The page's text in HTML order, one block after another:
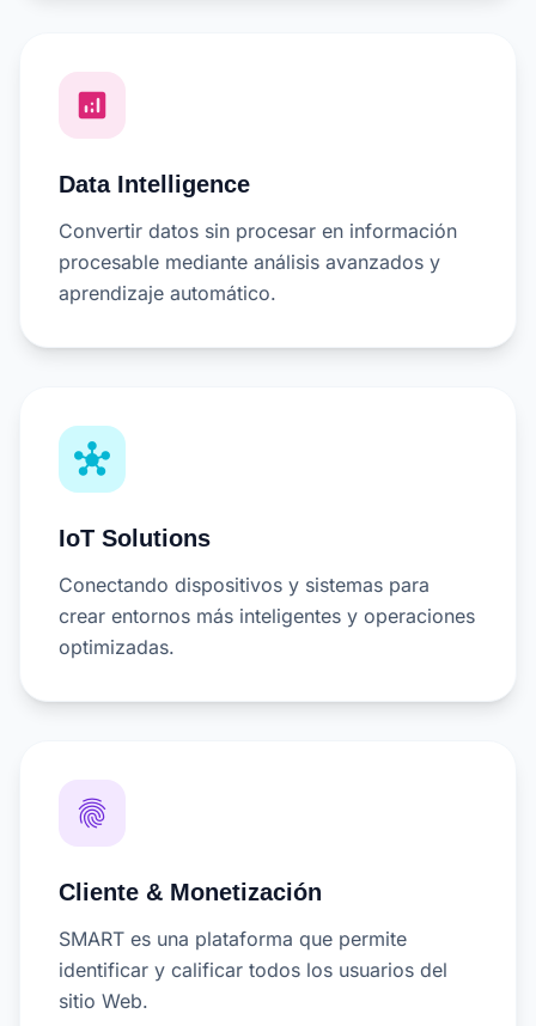
analytics
Data Intelligence
Convertir datos sin procesar en información
procesable mediante análisis avanzados y
aprendizaje automático.
hub
IoT Solutions
Conectando dispositivos y sistemas para
crear entornos más inteligentes y operaciones
optimizadas.
fingerprint
Cliente & Monetización
SMART es una plataforma que permite
identificar y calificar todos los usuarios del
sitio Web.